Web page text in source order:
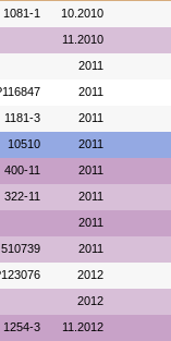
1081-1 10.2010
11.2010
2011
2011
1181-3 2011
10510 2011
400-11 2011
322-11 2011
2011
510739 2011
2012
2012
1254-3 11.2012